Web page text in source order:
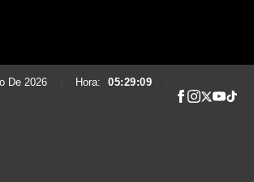
De 2026 Hora: 05:29:11